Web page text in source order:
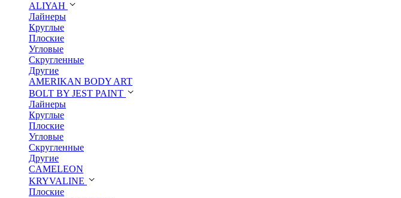
ALIYAH
Лайнеры
Круглые
Плоские
Угловые
Скругленные
Другие
AMERIKAN BODY ART
BOLT BY JEST PAINT
Лайнеры
Круглые
Плоские
Угловые
Скругленные
Другие
CAMELEON
KRYVALINE
Плоские